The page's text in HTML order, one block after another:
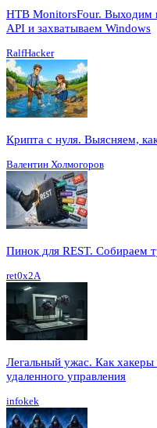
HTB MonitorsFour. Выходим
API и захватываем Windows
RalfHacker
Крипта с нуля. Выясняем,
Валентин Холмогоров
Пинок для REST. Собираем
ret0x2A
Легальный ужас. Как
удаленного управления
infokek